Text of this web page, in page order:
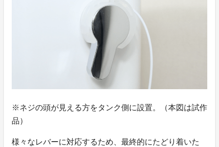
※ネジの頭が見える方をタンク側に設置。（本図は試作
品）
様々なレバーに対応するため、最終的にたどり着いた